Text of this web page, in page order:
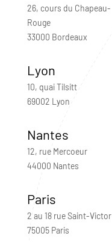
26, cours du Chapeau-
Rouge
33000 Bordeaux
Lyon
10, quai Tilsitt
69002 Lyon
Nantes
12, rue Mercoeur
44000 Nantes
Paris
2 au 18 rue Saint-Victor
75005 Paris